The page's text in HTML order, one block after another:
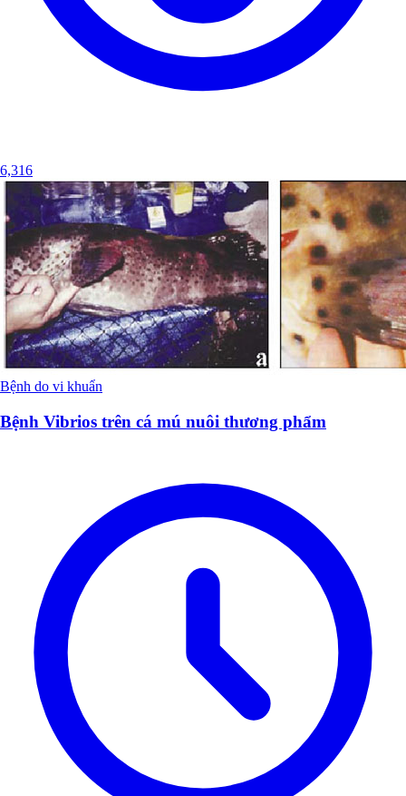
6,316
Bệnh do vi khuẩn
Bệnh Vibrios trên cá mú nuôi thương phẩm